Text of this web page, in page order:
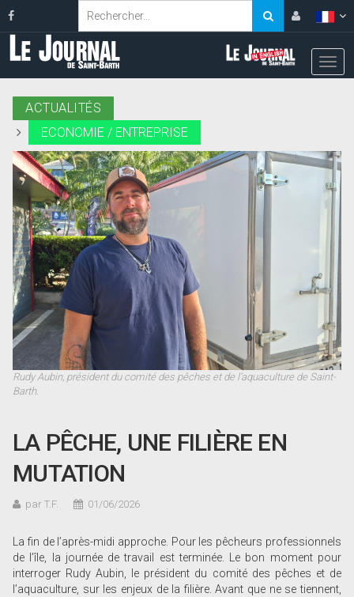
ACTUALITÉS
ECONOMIE / ENTREPRISE
Rudy Aubin, président du comité des pêches et de l’aquaculture de Saint-
Barth.
LA PÊCHE, UNE FILIÈRE EN
MUTATION
par T.F. 01/06/2026
La fin de l’après-midi approche. Pour les pêcheurs professionnels
de l’île, la journée de travail est terminée. Le bon moment pour
interroger Rudy Aubin, le président du comité des pêches et de
l’aquaculture, sur les enjeux de la filière. Avant que ne se tiennent,